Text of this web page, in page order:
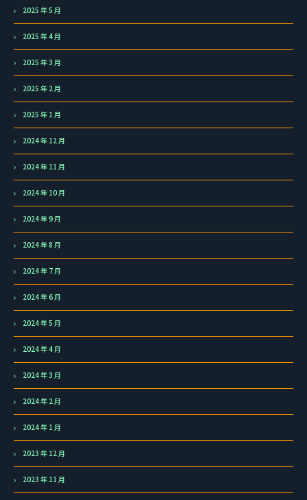
2025 年 5 月
2025 年 4 月
2025 年 3 月
2025 年 2 月
2025 年 1 月
2024 年 12 月
2024 年 11 月
2024 年 10 月
2024 年 9 月
2024 年 8 月
2024 年 7 月
2024 年 6 月
2024 年 5 月
2024 年 4 月
2024 年 3 月
2024 年 2 月
2024 年 1 月
2023 年 12 月
2023 年 11 月